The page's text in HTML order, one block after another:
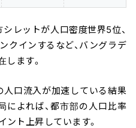
レットが人口密度世界5位、
クインするなど、バングラデ
します。
人口流入が加速している結果
によれば、都市部の人口比率
ント上昇しています。